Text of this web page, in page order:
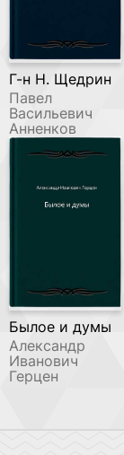
Г-н Н. Щедрин
Павел
Васильевич
Анненков
Былое и думы
Александр
Иванович
Герцен